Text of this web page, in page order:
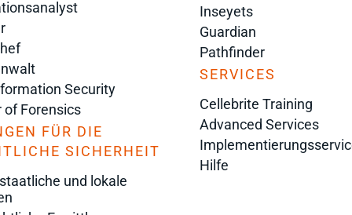
Security
of Forensics
FÜR DIE
SICHERHEIT
und lokale
Inseyets
Guardian
Pathfinder
SERVICES
Cellebrite Training
Advanced Services
Hilfe